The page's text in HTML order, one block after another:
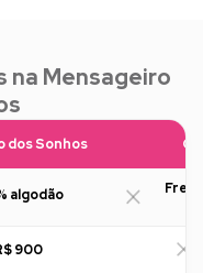
na Mensageiro
dos Sonhos
algodão
900